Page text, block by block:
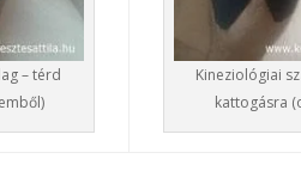
– térd
Kineziológiai
kattogásra